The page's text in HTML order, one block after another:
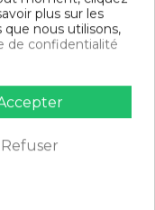
de Coton
et sécher sur
plus sur les
nous utilisons,
de confidentialité
Refuser